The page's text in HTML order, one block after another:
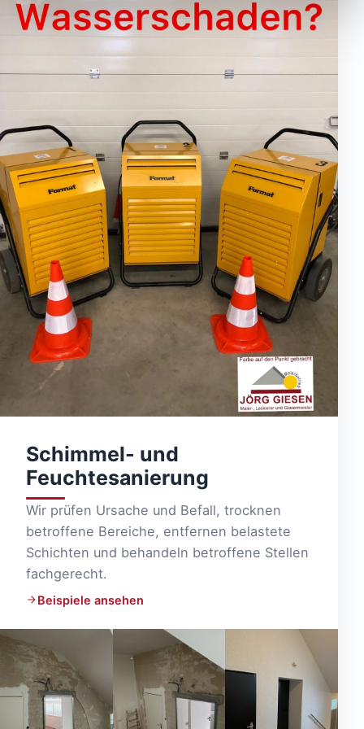
Schimmel- und
Feuchtesanierung
Wir prüfen Ursache und Befall, trocknen
betroffene Bereiche, entfernen belastete
Schichten und behandeln betroffene Stellen
fachgerecht.
Beispiele ansehen